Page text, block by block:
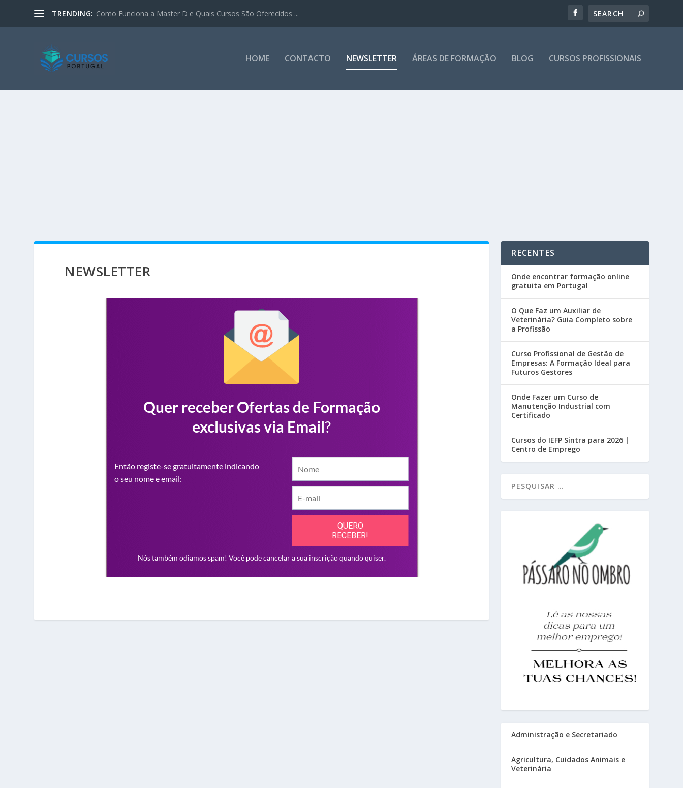
TRENDING: Como Funciona a Master D e Quais Cursos São Oferecidos ...
HOME CONTACTO NEWSLETTER ÁREAS DE FORMAÇÃO BLOG CURSOS PROFISSIONAIS
NEWSLETTER
RECENTES
Onde encontrar formação online
gratuita em Portugal
O Que Faz um Auxiliar de
Veterinária? Guia Completo sobre
a Profissão
Curso Profissional de Gestão de
Empresas: A Formação Ideal para
Futuros Gestores
Onde Fazer um Curso de
Manutenção Industrial com
Certificado
Cursos do IEFP Sintra para 2026 |
Centro de Emprego
Administração e Secretariado
Agricultura, Cuidados Animais e
Veterinária